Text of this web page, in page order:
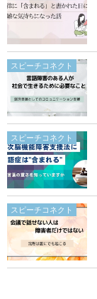
スピーチコネクト
スピーチコネクト
スピーチコネクト